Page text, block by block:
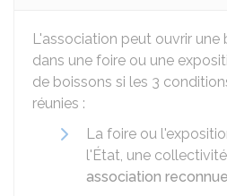
L'association peut ouvrir
dans une foire ou une
de boissons si les 3
réunies :
La foire ou
l'État, une
association